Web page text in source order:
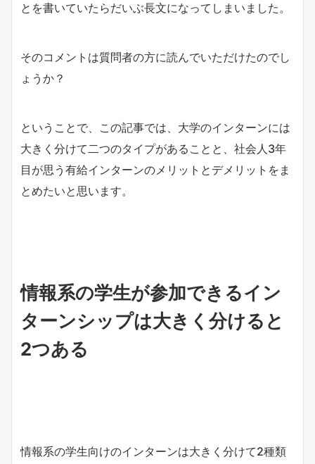
とを書いていたらだいぶ長文になってしまいました。
そのコメントは質問者の方に読んでいただけたのでし
ょうか？
ということで、この記事では、大学のインターンには
大きく分けて二つのタイプがあることと、社会人3年
目が思う有給インターンのメリットとデメリットをま
とめたいと思います。
情報系の学生が参加できるイン
ターンシップは大きく分けると
2つある
情報系の学生向けのインターンは大きく分けて2種類